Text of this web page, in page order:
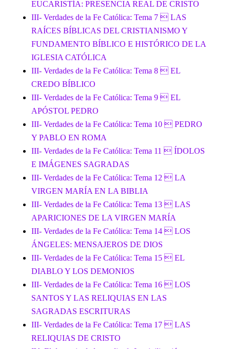
EUCARISTÍA: PRESENCIA REAL DE CRISTO
III- Verdades de la Fe Católica: Tema 7  LAS
RAÍCES BÍBLICAS DEL CRISTIANISMO Y
FUNDAMENTO BÍBLICO E HISTÓRICO DE LA
IGLESIA CATÓLICA
III- Verdades de la Fe Católica: Tema 8  EL
CREDO BÍBLICO
III- Verdades de la Fe Católica: Tema 9  EL
APÓSTOL PEDRO
III- Verdades de la Fe Católica: Tema 10  PEDRO
Y PABLO EN ROMA
III- Verdades de la Fe Católica: Tema 11  ÍDOLOS
E IMÁGENES SAGRADAS
III- Verdades de la Fe Católica: Tema 12  LA
VIRGEN MARÍA EN LA BIBLIA
III- Verdades de la Fe Católica: Tema 13  LAS
APARICIONES DE LA VIRGEN MARÍA
III- Verdades de la Fe Católica: Tema 14  LOS
ÁNGELES: MENSAJEROS DE DIOS
III- Verdades de la Fe Católica: Tema 15  EL
DIABLO Y LOS DEMONIOS
III- Verdades de la Fe Católica: Tema 16  LOS
SANTOS Y LAS RELIQUIAS EN LAS
SAGRADAS ESCRITURAS
III- Verdades de la Fe Católica: Tema 17  LAS
RELIQUIAS DE CRISTO